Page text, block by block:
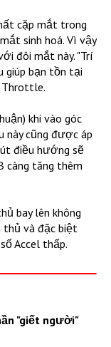
cặp mắt trong
sinh hoá. Vì vậy
đôi mắt này. "Trí
giúp bạn tồn tại
Throttle.
khi vào góc
này cũng được áp
điều hướng sẽ
càng tăng thêm
bay lên không
thủ và đặc biệt
Accel thấp.
"giết người"